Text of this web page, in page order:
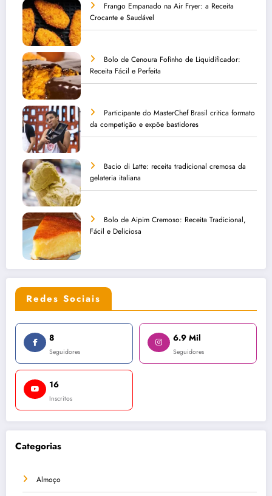
Frango Empanado na Air Fryer: a Receita
Crocante e Saudável
Bolo de Cenoura Fofinho de Liquidificador:
Receita Fácil e Perfeita
Participante do MasterChef Brasil critica formato
da competição e expõe bastidores
Bacio di Latte: receita tradicional cremosa da
gelateria italiana
Bolo de Aipim Cremoso: Receita Tradicional,
Fácil e Deliciosa
Redes Sociais
8
Seguidores
6.9 Mil
Seguidores
16
Inscritos
Categorias
Almoço